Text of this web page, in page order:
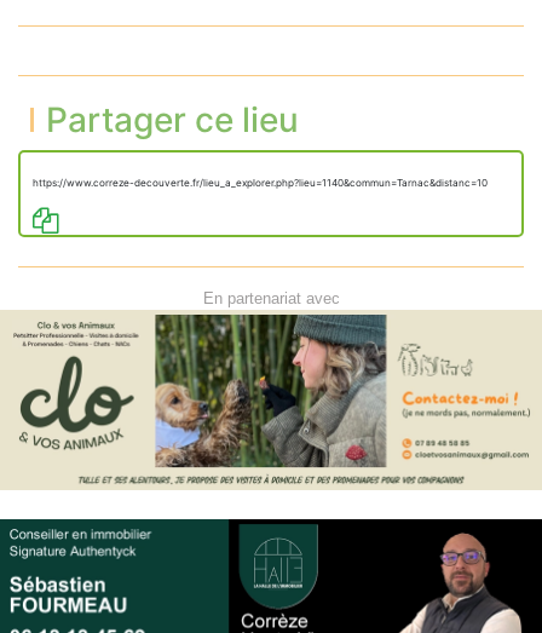
Partager ce lieu
https://www.correze-decouverte.fr/lieu_a_explorer.php?lieu=1140&commun=Tarnac&distanc=10
En partenariat avec